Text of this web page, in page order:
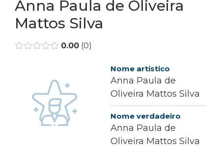
Anna Paula de Oliveira
Mattos Silva
0.00 0
Nome artístico
Anna Paula de
Oliveira Mattos Silva
Nome verdadeiro
Anna Paula de
Oliveira Mattos Silva